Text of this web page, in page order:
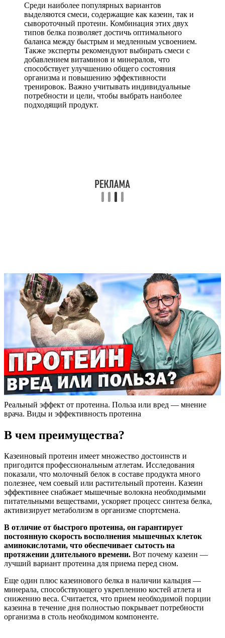
Среди наиболее популярных вариантов
выделяются смеси, содержащие как казеин, так и
сывороточный протеин. Комбинация этих двух
типов белка позволяет достичь оптимального
баланса между быстрым и медленным усвоением.
Также эксперты рекомендуют выбирать смеси с
добавлением витаминов и минералов, что
способствует улучшению общего состояния
организма и повышению эффективности
тренировок. Важно учитывать индивидуальные
потребности и цели, чтобы выбрать наиболее
подходящий продукт.
Реальный эффект от протеина. Польза или вред — мнение
врача. Виды и эффективность протеина
В чем преимущества?
Казеиновый протеин имеет множество достоинств и
пригодится профессиональным атлетам. Исследования
показали, что молочный белок в составе продукта много
полезнее, чем соевый или растительный протеин. Казеин
эффективнее снабжает мышечные волокна необходимыми
питательными веществами, ускоряет процесс синтеза белка,
активизирует метаболизм в организме спортсмена.
В отличие от быстрого протеина, он гарантирует
постоянную скорость восполнения мышечных клеток
аминокислотами, что обеспечивает сытость на
протяжении длительного времени. Вот почему казеин —
лучший вариант протеина для приема перед сном.
Еще один плюс казеинового белка в наличии кальция —
минерала, способствующего укреплению костей атлета и
снижению веса. Считается, что прием необходимой порции
казеина в течение дня полностью покрывает потребности
организма в столь необходимом компоненте.